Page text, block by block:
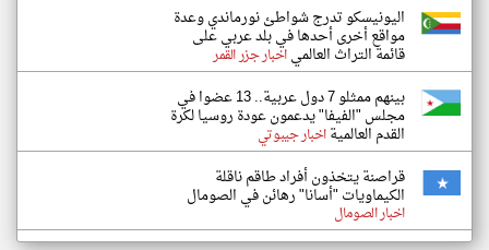
اليونيسكو تدرج شواطئ نورماندي وعدة
مواقع أخرى أحدها في بلد عربي على
قائمة التراث العالمياخبار جزر القمر
بينهم ممثلو 7 دول عربية.. 13 عضوا في
مجلس "الفيفا" يدعمون عودة روسيا لكرة
القدم العالميةاخبار جيبوتي
قراصنة يتخذون أفراد طاقم ناقلة
الكيماويات "أسانا" رهائن في الصومال
اخبار الصومال